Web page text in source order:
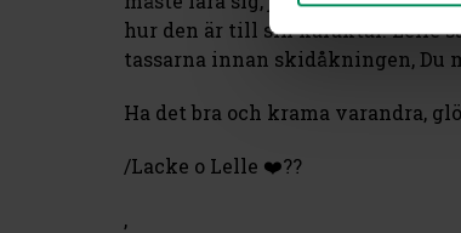
hur den är till sin karaktär. Lelle
tassarna innan skidåkningen, Du
Ha det bra och krama varandra,
/Lacke o Lelle ❤️??
,